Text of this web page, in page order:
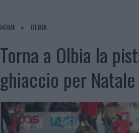
6 AGOSTO 2026
HOME OLBIA
Torna a Olbia la
ghiaccio per Natale